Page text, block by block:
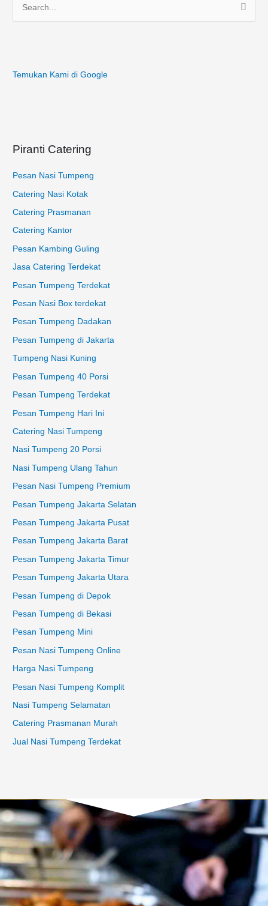
u
:
Temukan Kami di Google
Piranti Catering
Pesan Nasi Tumpeng
Catering Nasi Kotak
Catering Prasmanan
Catering Kantor
Pesan Kambing Guling
Jasa Catering Terdekat
Pesan Tumpeng Terdekat
Pesan Nasi Box terdekat
Pesan Tumpeng Dadakan
Pesan Tumpeng di Jakarta
Tumpeng Nasi Kuning
Pesan Tumpeng 40 Porsi
Pesan Tumpeng Terdekat
Pesan Tumpeng Hari Ini
Catering Nasi Tumpeng
Nasi Tumpeng 20 Porsi
Nasi Tumpeng Ulang Tahun
Pesan Nasi Tumpeng Premium
Pesan Tumpeng Jakarta Selatan
Pesan Tumpeng Jakarta Pusat
Pesan Tumpeng Jakarta Barat
Pesan Tumpeng Jakarta Timur
Pesan Tumpeng Jakarta Utara
Pesan Tumpeng di Depok
Pesan Tumpeng di Bekasi
Pesan Tumpeng Mini
Pesan Nasi Tumpeng Online
Harga Nasi Tumpeng
Pesan Nasi Tumpeng Komplit
Nasi Tumpeng Selamatan
Catering Prasmanan Murah
Jual Nasi Tumpeng Terdekat